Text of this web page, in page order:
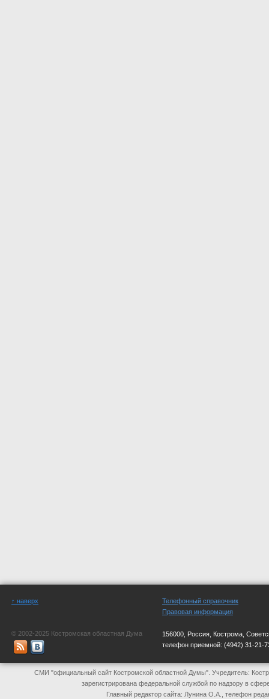
↑ наверх
© 2002-2025 Костромская областная Дума
Телефонный справочник
Правовая информация
156000, Россия, Кострома,
телефон приемной: (4942) 31-21-
СМИ "официальный сайт Костромской областной Думы". Учредитель:
зарегистрирована федеральной службой по надзору в
Главный редактор сайта: Лунина О.А., телефон